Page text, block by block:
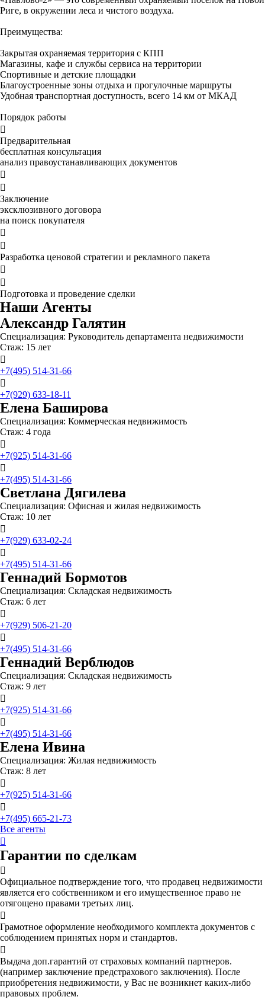
Риге, в окружении леса и чистого воздуха.
Преимущества:
Закрытая охраняемая территория с КПП
Магазины, кафе и службы сервиса на территории
Спортивные и детские площадки
Благоустроенные зоны отдыха и прогулочные маршруты
Удобная транспортная доступность, всего 14 км от МКАД
Порядок работы

Предварительная
бесплатная консультация
анализ правоустанавливающих документов


Заключение
эксклюзивного договора
на поиск покупателя


Разработка ценовой стратегии и рекламного пакета


Подготовка и проведение сделки
Наши Агенты
Александр Галятин
Специализация: Руководитель департамента недвижимости
Стаж: 15 лет

+7(495) 514-31-66

+7(929) 633-18-11
Елена Баширова
Специализация: Коммерческая недвижимость
Стаж: 4 года

+7(925) 514-31-66

+7(495) 514-31-66
Светлана Дягилева
Специализация: Офисная и жилая недвижимость
Стаж: 10 лет

+7(929) 633-02-24

+7(495) 514-31-66
Геннадий Бормотов
Специализация: Складская недвижимость
Стаж: 6 лет

+7(929) 506-21-20

+7(495) 514-31-66
Геннадий Верблюдов
Специализация: Складская недвижимость
Стаж: 9 лет

+7(925) 514-31-66

+7(495) 514-31-66
Елена Ивина
Специализация: Жилая недвижимость
Стаж: 8 лет

+7(925) 514-31-66

+7(495) 665-21-73
Все агенты

Гарантии по сделкам

Официальное подтверждение того, что продавец недвижимости
является его собственником и его имущественное право не
отягощено правами третьих лиц.

Грамотное оформление необходимого комплекта документов с
соблюдением принятых норм и стандартов.

Выдача доп.гарантий от страховых компаний партнеров.
(например заключение предстрахового заключения). После
приобретения недвижимости, у Вас не возникнет каких-либо
правовых проблем.